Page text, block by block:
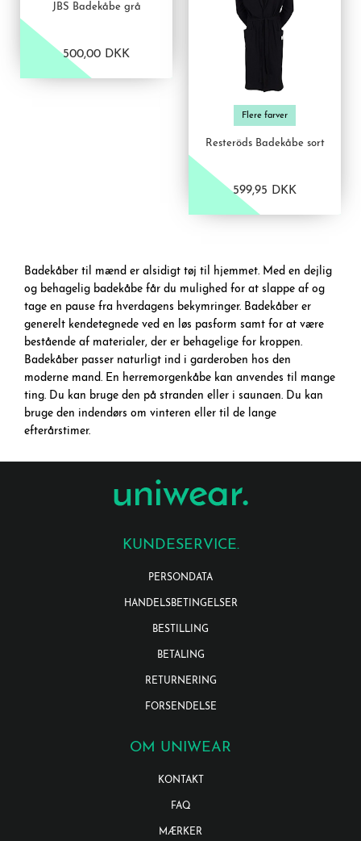
JBS Badekåbe grå
500,00 DKK
Flere farver
Resteröds Badekåbe sort
599,95 DKK
Badekåber til mænd er alsidigt tøj til hjemmet. Med en dejlig
og behagelig badekåbe får du mulighed for at slappe af og
tage en pause fra hverdagens bekymringer. Badekåber er
generelt kendetegnede ved en løs pasform samt for at være
bestående af materialer, der er behagelige for kroppen.
Badekåber passer naturligt ind i garderoben hos den
moderne mand. En herremorgenkåbe kan anvendes til mange
ting. Du kan bruge den på stranden eller i saunaen. Du kan
bruge den indendørs om vinteren eller til de lange
efterårstimer.
KUNDESERVICE.
PERSONDATA
HANDELSBETINGELSER
BESTILLING
BETALING
RETURNERING
FORSENDELSE
OM UNIWEAR
KONTAKT
FAQ
MÆRKER